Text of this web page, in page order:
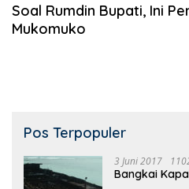
Soal Rumdin Bupati, Ini
Mukomuko
Pos Terpopuler
3 Juni 2017
Bangkai